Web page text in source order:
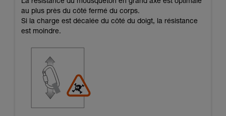
La résistance du mousqueton en grand axe est optimale
au plus près du côté fermé du corps.
Si la charge est décalée du côté du doigt, la résistance
est moindre.